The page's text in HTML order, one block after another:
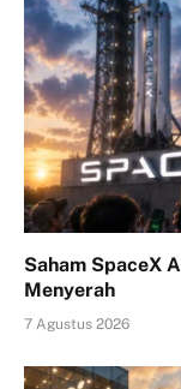
Saham SpaceX
Menyerah
7 Agustus 2026